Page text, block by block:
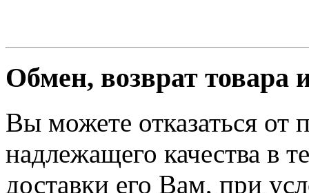
Обмен, возврат товара
Вы можете отказаться от
надлежащего качества в
доставки его Вам, при